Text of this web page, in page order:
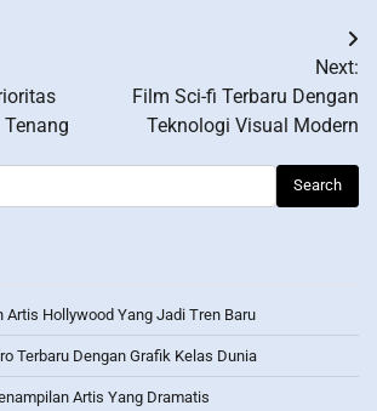
Next:
Film Sci-fi Terbaru Dengan
Teknologi Visual Modern
Artis Hollywood Yang Jadi Tren Baru
Terbaru Dengan Grafik Kelas Dunia
Artis Yang Dramatis